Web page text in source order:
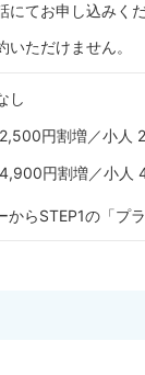
にてお申し込みくだ
いただけません。
し
円割増／小人
円割増／小人
からSTEP1の「プ